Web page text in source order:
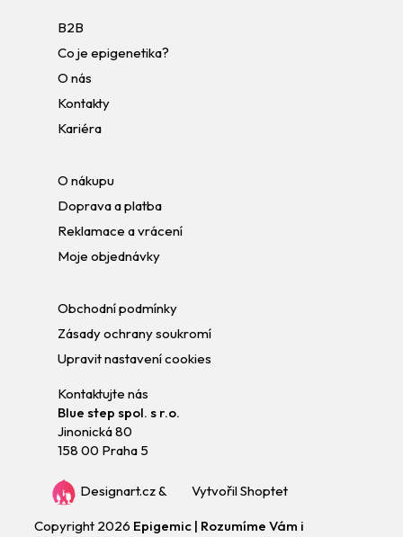
B2B
Co je epigenetika?
O nás
Kontakty
Kariéra
O nákupu
Doprava a platba
Reklamace a vrácení
Moje objednávky
Obchodní podmínky
Zásady ochrany soukromí
Upravit nastavení cookies
Kontaktujte nás
Blue step spol. s r.o.
Jinonická 80
158 00 Praha 5
Designart.cz& Vytvořil Shoptet
Copyright 2026 Epigemic | Rozumíme Vám i